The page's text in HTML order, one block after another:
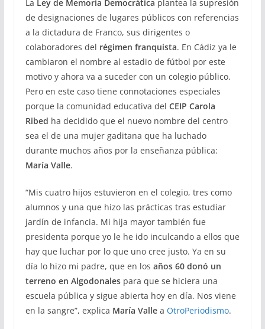
La Ley de Memoria Democrática plantea la supresión
de designaciones de lugares públicos con referencias
a la dictadura de Franco, sus dirigentes o
colaboradores del régimen franquista. En Cádiz ya le
cambiaron el nombre al estadio de fútbol por este
motivo y ahora va a suceder con un colegio público.
Pero en este caso tiene connotaciones especiales
porque la comunidad educativa del CEIP Carola
Ribed ha decidido que el nuevo nombre del centro
sea el de una mujer gaditana que ha luchado
durante muchos años por la enseñanza pública:
María Valle.
“Mis cuatro hijos estuvieron en el colegio, tres como
alumnos y una que hizo las prácticas tras estudiar
jardín de infancia. Mi hija mayor también fue
presidenta porque yo le he ido inculcando a ellos que
hay que luchar por lo que uno cree justo. Ya en su
día lo hizo mi padre, que en los años 60 donó un
terreno en Algodonalespara que se hiciera una
escuela pública y sigue abierta hoy en día. Nos viene
en la sangre”, explica María Vallea OtroPeriodismo.